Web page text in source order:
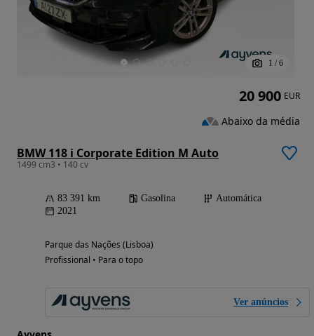
1 / 6
BMW 118 i Corporate Edition M Auto
1499 cm3 • 140 cv
83 391 km Gasolina
Automática
2021
Parque das Nações (Lisboa)
Profissional • Para o topo
Ver anúncios
20 900 EUR
Abaixo da média